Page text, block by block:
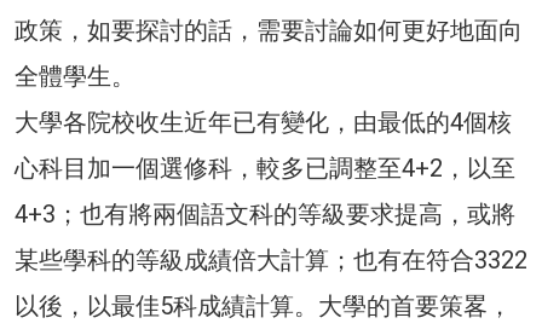
政策，如要探討的話，需要討論如何更好地面向
全體學生。
大學各院校收生近年已有變化，由最低的4個核
心科目加一個選修科，較多已調整至4+2，以至
4+3；也有將兩個語文科的等級要求提高，或將
某些學科的等級成績倍大計算；也有在符合3322
以後，以最佳5科成績計算。大學的首要策畧，